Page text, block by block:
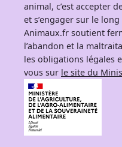
animal, c’est accepter
et s’engager sur le
Animaux.fr soutient
l’abandon et la
les obligations légales
vous sur le site du